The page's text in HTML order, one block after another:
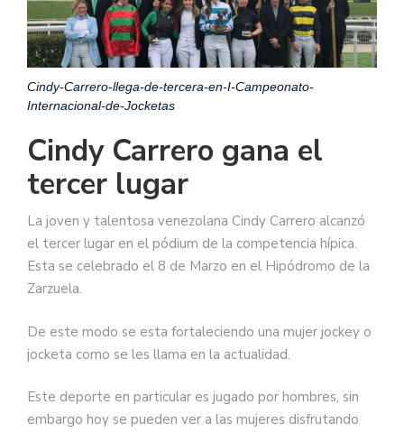
Cindy-Carrero-llega-de-tercera-en-I-Campeonato-
Internacional-de-Jocketas
Cindy Carrero gana el
tercer lugar
La joven y talentosa venezolana Cindy Carrero alcanzó
el tercer lugar en el pódium de la competencia hípica.
Esta se celebrado el 8 de Marzo en el Hipódromo de la
Zarzuela.
De este modo se esta fortaleciendo una mujer jockey o
jocketa como se les llama en la actualidad.
Este deporte en particular es jugado por hombres, sin
embargo hoy se pueden ver a las mujeres disfrutando